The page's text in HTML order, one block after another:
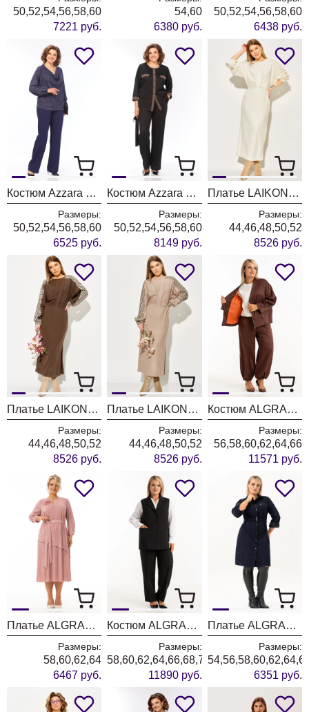
50,52,54,56,58,60
7221 руб.
54,60
6380 руб.
50,52,54,56,58,60
6438 руб.
Костюм Azzara 10069
Размеры:
50,52,54,56,58,60
6525 руб.
Костюм Azzara 10063
Размеры:
50,52,54,56,58,60
8149 руб.
Платье LAIKONY L-774-1 молочный
Размеры:
44,46,48,50,52
8526 руб.
Платье LAIKONY L-774 бежевый+шоколад
Размеры:
44,46,48,50,52
8526 руб.
Платье LAIKONY L-774 бежевый
Размеры:
44,46,48,50,52
8526 руб.
Костюм ALGRANDA (Новелла Шарм) 4127-6
Размеры:
56,58,60,62,64,66
11571 руб.
Платье ALGRANDA (Новелла Шарм) 4110-3
Размеры:
58,60,62,64
6467 руб.
Костюм ALGRANDA (Новелла Шарм) 4181
Размеры:
58,60,62,64,66,68,70
11890 руб.
Платье ALGRANDA (Новелла Шарм) 4176
Размеры:
6351 руб.